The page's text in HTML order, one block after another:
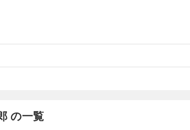
の一覧